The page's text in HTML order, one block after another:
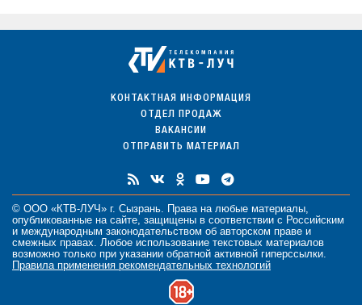
КОНТАКТНАЯ ИНФОРМАЦИЯ
ОТДЕЛ ПРОДАЖ
ВАКАНСИИ
ОТПРАВИТЬ МАТЕРИАЛ
© ООО «КТВ-ЛУЧ» г. Сызрань. Права на любые материалы,
опубликованные на сайте, защищены в соответствии с Российским
и международным законодательством об авторском праве и
смежных правах. Любое использование текстовых материалов
возможно только при указании обратной активной гиперссылки.
Правила применения рекомендательных технологий